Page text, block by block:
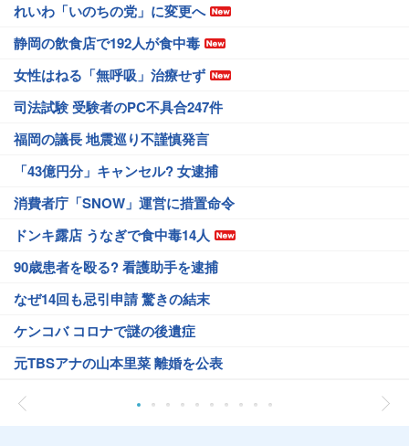
れいわ「いのちの党」に変更へ
静岡の飲食店で192人が食中毒
女性はねる「無呼吸」治療せず
司法試験 受験者のPC不具合247件
福岡の議長 地震巡り不謹慎発言
「43億円分」キャンセル? 女逮捕
消費者庁「SNOW」運営に措置命令
ドンキ露店 うなぎで食中毒14人
90歳患者を殴る? 看護助手を逮捕
なぜ14回も忌引申請 驚きの結末
ケンコバ コロナで謎の後遺症
元TBSアナの山本里菜 離婚を公表